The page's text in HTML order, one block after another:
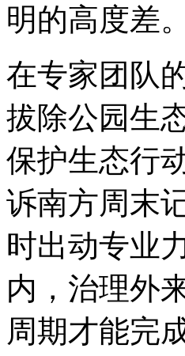
明的高度差。
在专家团队
拔除公园生
保护生态行
诉南方周末
时出动专业
内，治理外
周期才能完